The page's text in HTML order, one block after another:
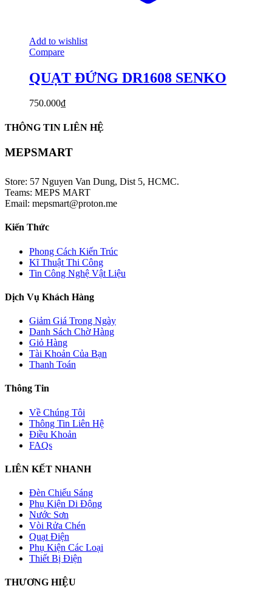
Add to wishlist
Compare
QUẠT ĐỨNG DR1608 SENKO
750.000₫
THÔNG TIN LIÊN HỆ
MEPSMART
Store: 57 Nguyen Van Dung, Dist 5, HCMC.
Teams: MEPS MART
Email: mepsmart@proton.me
Kiến Thức
Phong Cách Kiến Trúc
Kĩ Thuật Thi Công
Tin Công Nghệ Vật Liệu
Dịch Vụ Khách Hàng
Giảm Giá Trong Ngày
Danh Sách Chờ Hàng
Giỏ Hàng
Tài Khoản Của Bạn
Thanh Toán
Thông Tin
Về Chúng Tôi
Thông Tin Liên Hệ
Điều Khoản
FAQs
LIÊN KẾT NHANH
Đèn Chiếu Sáng
Phụ Kiện Di Động
Nước Sơn
Vòi Rửa Chén
Quạt Điện
Phụ Kiện Các Loại
Thiết Bị Điện
THƯƠNG HIỆU